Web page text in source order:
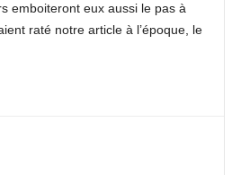
emboiteront eux aussi le pas à
raté notre article à l’époque, le